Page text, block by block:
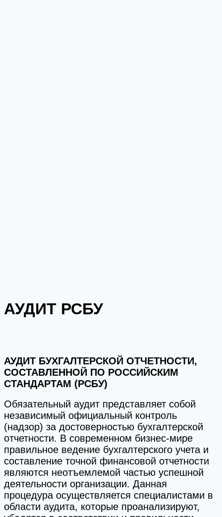
АУДИТ РСБУ
АУДИТ БУХГАЛТЕРСКОЙ ОТЧЕТНОСТИ,
СОСТАВЛЕННОЙ ПО РОССИЙСКИМ
СТАНДАРТАМ (РСБУ)
Обязательный аудит представляет собой
независимый официальный контроль
(надзор) за достоверностью бухгалтерской
отчетности. В современном бизнес-мире
правильное ведение бухгалтерского учета и
составление точной финансовой отчетности
являются неотъемлемой частью успешной
деятельности организации. Данная
процедура осуществляется специалистами в
области аудита, которые проанализируют,